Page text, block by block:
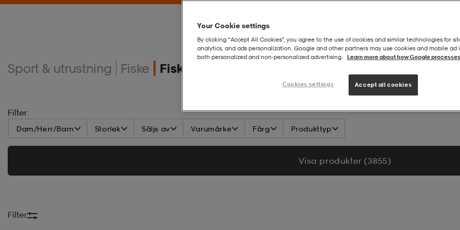
Sport & utrustning Fiske Fiskedrag
Filter
Dam/Herr/Barn Storlek Säljs av Varumärke Färg Produkttyp
Visa produkter (3 855)
Filter
Your Cookie settings
By clicking “Accept All Cookies”, you agree to the use of cookies and similar technologies for
analytics, and ads personalization. Google and other partners may use cookies and mobile ad
both personalized and non‑personalized advertising.
Learn more about how Google
Cookies settings Accept all cookies